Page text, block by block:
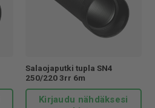
Salaojaputki tupla SN4
250/220 3rr 6m
Kirjaudu nähdäksesi